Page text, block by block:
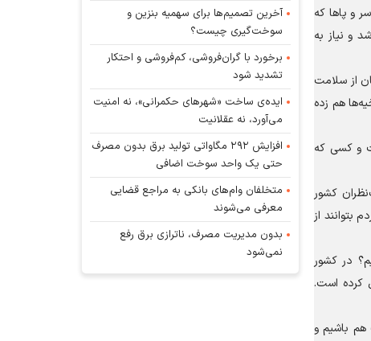
و پا‌ها که
و نیاز به
از سلامت
هم زده
و کسی که
کشور
بتوانند از
در کشور
کرده است.
باشیم و
آخرین تصمیم‌ها برای سهمیه بنزین و
سوخت‌گیری چیست؟
برخورد با گران‌فروشی، کم‌فروشی و احتکار
تشدید شود
ایده‌ی ساخت «شهرهای حکمرانی»، نه امنیت
می‌آورد، نه عقلانیت
افزایش ۲۹۲ مگاواتی تولید برق بدون مصرف
حتی یک واحد سوخت اضافی
متخلفان وام‌های بانکی به مراجع قضایی
معرفی می‌شوند
بدون مدیریت مصرف، ناترازی برق رفع
نمی‌شود